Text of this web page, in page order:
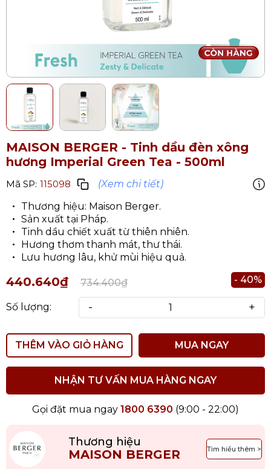
MAISON BERGER - Tinh dầu đèn xông
hương Imperial Green Tea - 500ml
Mã SP: 115098
(Xem chi tiết)
Thương hiệu: Maison Berger.
Sản xuất tại Pháp.
Tinh dầu chiết xuất từ thiên nhiên.
Hương thơm thanh mát, thư thái.
Lưu hương lâu, khử mùi hiệu quả.
440.640₫ 734.400₫ - 40%
Số lượng: - +
THÊM VÀO GIỎ HÀNG MUA NGAY
NHẬN TƯ VẤN MUA HÀNG NGAY
Gọi đặt mua ngay 1800 6390 (9:00 - 22:00)
Thương hiệu
MAISON BERGER Tìm hiểu thêm >